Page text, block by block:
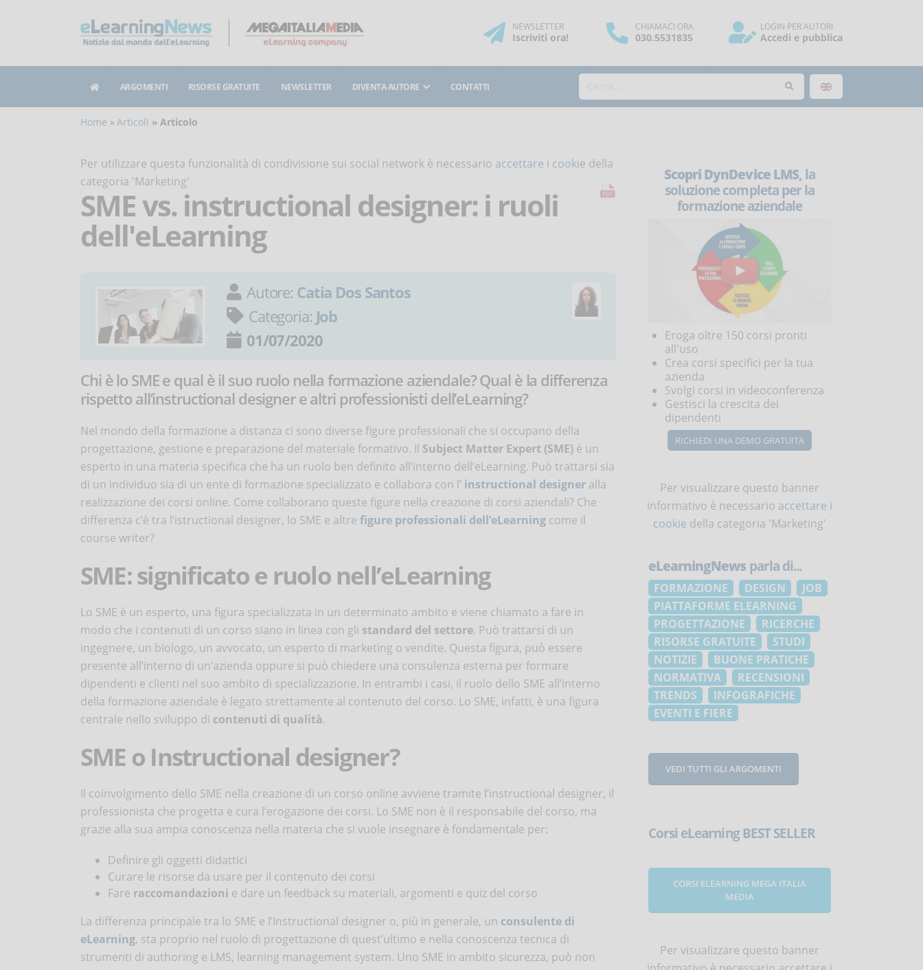
NEWSLETTER
Iscriviti ora!
CHIAMACI ORA
030.5531835
LOGIN PER AUTORI
Accedi e pubblica
ARGOMENTI RISORSE GRATUITE NEWSLETTER DIVENTA AUTORE CONTATTI
Home Articoli Articolo
Per utilizzare questa funzionalità di condivisione sui social network è necessario accettare i cookie della
categoria 'Marketing'
SME vs. instructional designer: i ruoli
dell'eLearning
Autore: Catia Dos Santos
Categoria: Job
01/07/2020
Chi è lo SME e qual è il suo ruolo nella formazione aziendale? Qual è la differenza
rispetto all’instructional designer e altri professionisti dell’eLearning?
Nel mondo della formazione a distanza ci sono diverse figure professionali che si occupano della
progettazione, gestione e preparazione del materiale formativo. Il Subject Matter Expert (SME) è un
esperto in una materia specifica che ha un ruolo ben definito all’interno dell’eLearning. Può trattarsi sia
di un individuo sia di un ente di formazione specializzato e collabora con l’ instructional designer alla
realizzazione dei corsi online. Come collaborano queste figure nella creazione di corsi aziendali? Che
differenza c’è tra l’istructional designer, lo SME e altre figure professionali dell’eLearning come il
course writer?
SME: significato e ruolo nell’eLearning
Lo SME è un esperto, una figura specializzata in un determinato ambito e viene chiamato a fare in
modo che i contenuti di un corso siano in linea con gli standard del settore. Può trattarsi di un
ingegnere, un biologo, un avvocato, un esperto di marketing o vendite. Questa figura, può essere
presente all’interno di un’azienda oppure si può chiedere una consulenza esterna per formare
dipendenti e clienti nel suo ambito di specializzazione. In entrambi i casi, il ruolo dello SME all’interno
della formazione aziendale è legato strettamente al contenuto del corso. Lo SME, infatti, è una figura
centrale nello sviluppo di contenuti di qualità.
SME o Instructional designer?
Il coinvolgimento dello SME nella creazione di un corso online avviene tramite l’instructional designer, il
professionista che progetta e cura l’erogazione dei corsi. Lo SME non è il responsabile del corso, ma
grazie alla sua ampia conoscenza nella materia che si vuole insegnare è fondamentale per:
Definire gli oggetti didattici
Curare le risorse da usare per il contenuto dei corsi
Fare raccomandazioni e dare un feedback su materiali, argomenti e quiz del corso
La differenza principale tra lo SME e l’Instructional designer o, più in generale, un consulente di
eLearning, sta proprio nel ruolo di progettazione di quest’ultimo e nella conoscenza tecnica di
strumenti di authoring e LMS, learning management system. Uno SME in ambito sicurezza, può non
Scopri DynDevice LMS, la
soluzione completa per la
formazione aziendale
Eroga oltre 150 corsi pronti
all'uso
Crea corsi specifici per la tua
azienda
Svolgi corsi in videoconferenza
Gestisci la crescita dei
dipendenti
RICHIEDI UNA DEMO GRATUITA
Per visualizzare questo banner
informativo è necessario accettare i
cookie della categoria 'Marketing'
eLearningNews parla di...
FORMAZIONE DESIGN
JOB
PIATTAFORME ELEARNING
PROGETTAZIONE
RICERCHE
RISORSE GRATUITE
STUDI
NOTIZIE
BUONE PRATICHE
NORMATIVA
RECENSIONI
TRENDS
INFOGRAFICHE
EVENTI E FIERE
VEDI TUTTI GLI ARGOMENTI
Corsi eLearning BEST SELLER
CORSI ELEARNING MEGA ITALIA
MEDIA
Per visualizzare questo banner